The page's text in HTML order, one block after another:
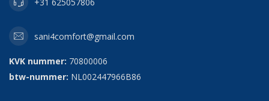
sani4comfort@gmail.com
KVK nummer: 70800006
btw-nummer: NL002447966B86